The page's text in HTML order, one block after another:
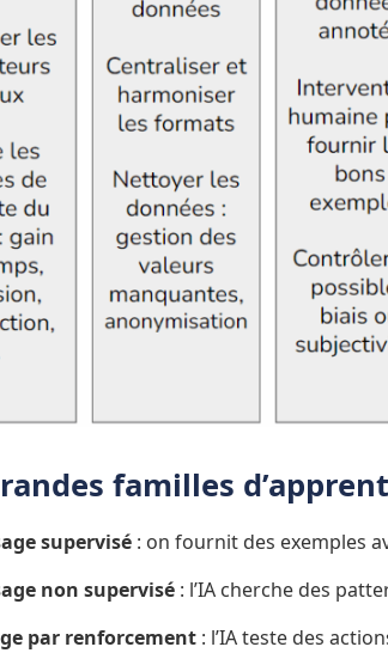
familles
supervisé : on fournit des exemples
non supervisé : l’IA cherche des
par renforcement : l’IA teste des